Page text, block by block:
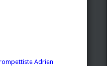
Adrien